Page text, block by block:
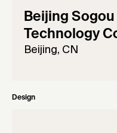
Beijing
Technology
Beijing, CN
Design